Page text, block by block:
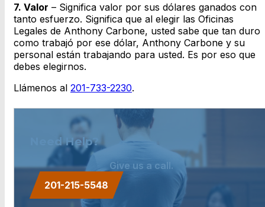
7. Valor – Significa valor por sus dólares ganados con
tanto esfuerzo. Significa que al elegir las Oficinas
Legales de Anthony Carbone, usted sabe que tan duro
como trabajó por ese dólar, Anthony Carbone y su
personal están trabajando para usted. Es por eso que
debes elegirnos.
Llámenos al 201-733-2230.
Need Help?
Give us a call.
201-215-5548